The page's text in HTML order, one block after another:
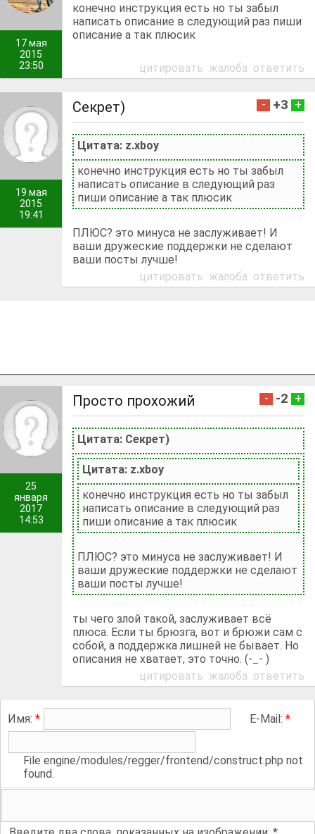
17 мая
2015
23:50
конечно инструкция есть но ты забыл
написать описание в следующий раз пиши
описание а так плюсик
цитировать жалоба ответить
19 мая
2015
19:41
Секрет) - +3 +
Цитата: z.xboy
конечно инструкция есть но ты забыл
написать описание в следующий раз
пиши описание а так плюсик
ПЛЮС? это минуса не заслуживает! И
ваши дружеские поддержки не сделают
ваши посты лучше!
цитировать жалоба ответить
25
января
2017
14:53
Просто прохожий - -2 +
Цитата: Секрет)
Цитата: z.xboy
конечно инструкция есть но ты забыл
написать описание в следующий раз
пиши описание а так плюсик
ПЛЮС? это минуса не заслуживает! И
ваши дружеские поддержки не сделают
ваши посты лучше!
ты чего злой такой, заслуживает всё
плюса. Если ты брюзга, вот и брюжи сам с
собой, а поддержка лишней не бывает. Но
описания не хватает, это точно. (-_- )
цитировать жалоба ответить
Имя: * E-Mail: *
File engine/modules/regger/frontend/construct.php not
found.